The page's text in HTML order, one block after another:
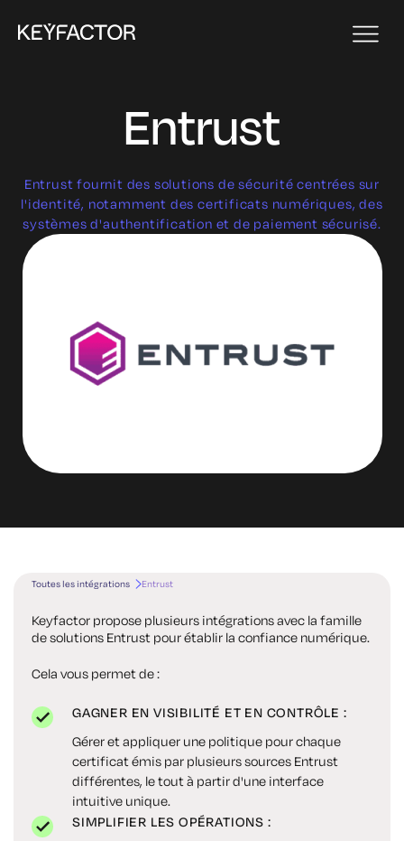
Entrust
Entrust fournit des solutions de sécurité centrées sur
l'identité, notamment des certificats numériques, des
systèmes d'authentification et de paiement sécurisé.
Toutes les intégrations Entrust
Keyfactor propose plusieurs intégrations avec la famille
de solutions Entrust pour établir la confiance numérique.
Cela vous permet de :
GAGNER EN VISIBILITÉ ET EN CONTRÔLE :
Gérer et appliquer une politique pour chaque
certificat émis par plusieurs sources Entrust
différentes, le tout à partir d'une interface
intuitive unique.
SIMPLIFIER LES OPÉRATIONS :